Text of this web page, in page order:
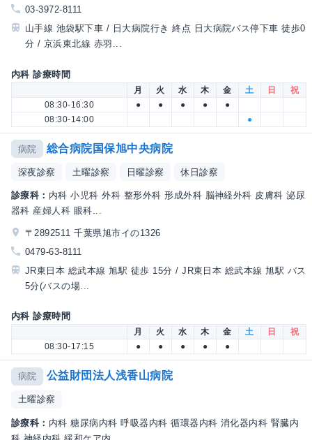
03-3972-8111
山手線 池袋駅下車 / 日大病院行き 終点 日大病院バス停下車 徒歩0
分 / 京浜東北線 赤羽...
内科 診療時間
月 火 水 木 金 土 日
祝
08:30-16:30
● ● ● ●
●
08:30-14:00
●
病院 総合病院国保旭中央病院
深夜診察 土曜診察 日曜診察 休日診察
診療科： 内科 小児科 外科 整形外科 形成外科 脳神経外科 皮膚科 泌尿
器科 産婦人科 眼科...
〒2892511 千葉県旭市イの1326
0479-63-8111
JR東日本 総武本線 旭駅 徒歩 15分 / JR東日本 総武本線 旭駅 バス
5分(バスの場...
内科 診療時間
月 火 水 木 金 土 日
祝
08:30-17:15
● ● ● ● ●
病院 公益財団法人浅香山病院
土曜診察
診療科： 内科 糖尿病内科 呼吸器内科 循環器内科 消化器内科 腎臓内